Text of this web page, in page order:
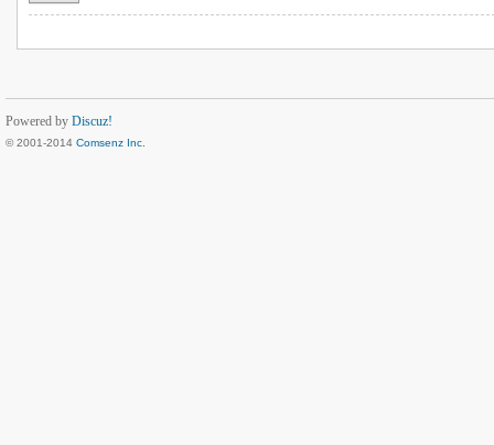
Powered by Discuz!
© 2001-2014 Comsenz Inc.